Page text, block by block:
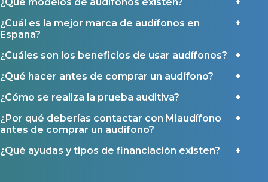
¿Cuál es la mejor marca de audífonos en
España?
¿Cuáles son los beneficios de usar audífonos?
¿Qué hacer antes de comprar un audífono?
¿Cómo se realiza la prueba auditiva?
¿Por qué deberías contactar con Miaudífono
antes de comprar un audífono?
¿Qué ayudas y tipos de financiación existen?